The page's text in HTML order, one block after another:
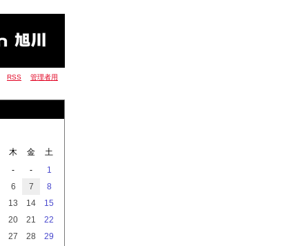
RSS 管理者用
木 金
土
- -
1
6 7
8
13 14
15
20 21
22
27 28
29